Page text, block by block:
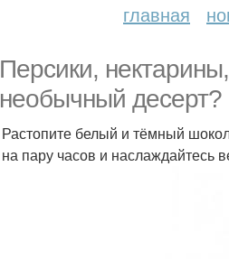
главная
Персики,
необычный десерт?
Растопите белый и тёмный
на пару часов и наслаждайтесь